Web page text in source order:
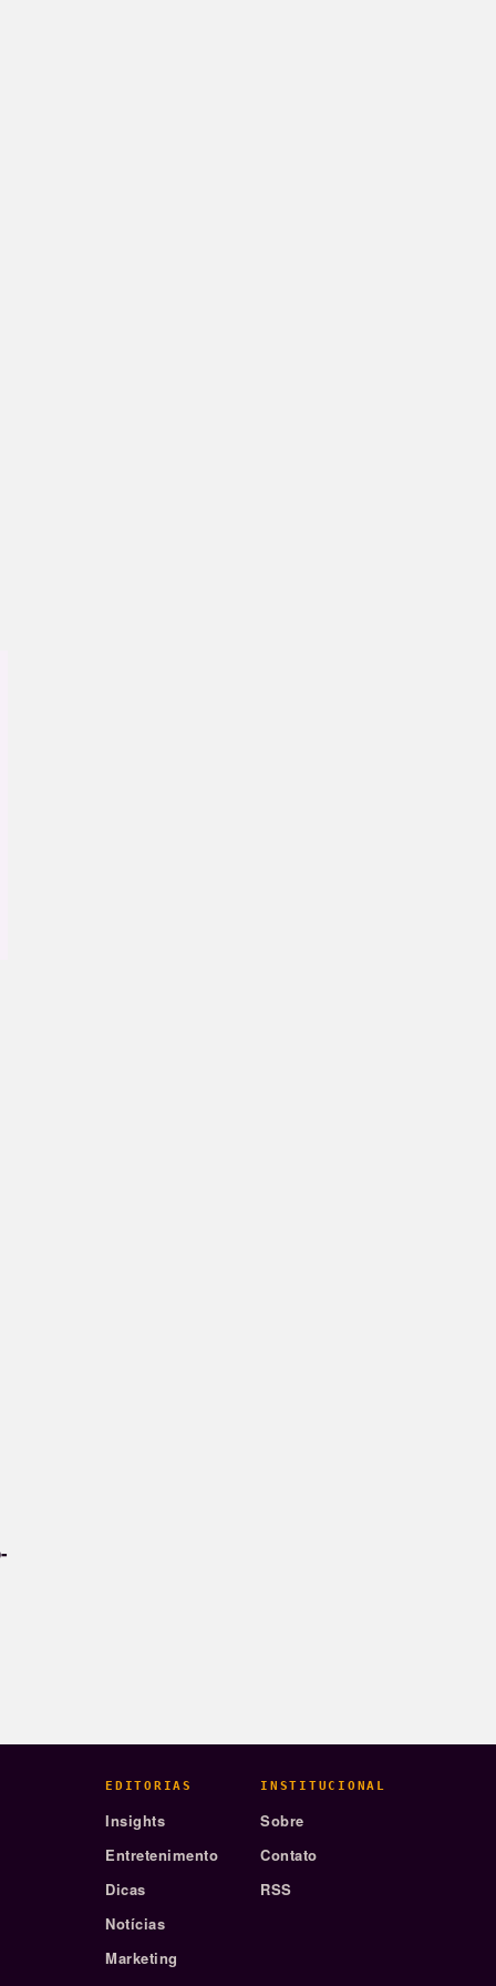
EDITORIAS
Insights
Entretenimento
Dicas
Notícias
Marketing
INSTITUCIONAL
Sobre
Contato
RSS